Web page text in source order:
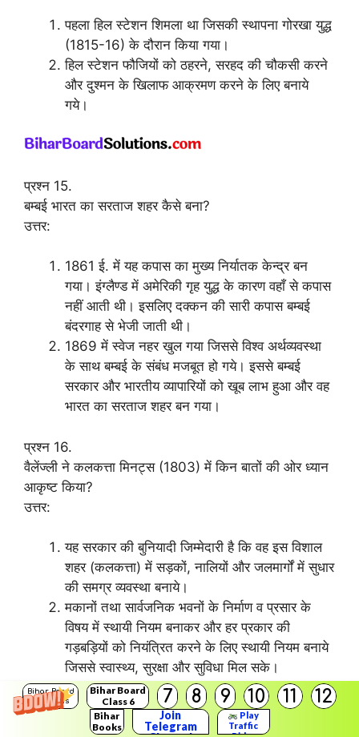
Bihar Board
Solutions
Bihar Board
Class 6
7 8 9 10 11 12
Bihar
Books
Join
Telegram
Play
Traffic
पहला हिल स्टेशन शिमला था जिसकी स्थापना गोरखा युद्ध
(1815-16) के दौरान किया गया।
हिल स्टेशन फौजियों को ठहरने, सरहद की चौकसी करने
और दुश्मन के खिलाफ आक्रमण करने के लिए बनाये
गये।
प्रश्न 15.
बम्बई भारत का सरताज शहर कैसे बना?
उत्तर:
1861 ई. में यह कपास का मुख्य निर्यातक केन्द्र बन
गया। इंग्लैण्ड में अमेरिकी गृह युद्ध के कारण वहाँ से कपास
नहीं आती थी। इसलिए दक्कन की सारी कपास बम्बई
बंदरगाह से भेजी जाती थी।
1869 में स्वेज नहर खुल गया जिससे विश्व अर्थव्यवस्था
के साथ बम्बई के संबंध मजबूत हो गये। इससे बम्बई
सरकार और भारतीय व्यापारियों को खूब लाभ हुआ और वह
भारत का सरताज शहर बन गया।
प्रश्न 16.
वैलेंज्ली ने कलकत्ता मिनट्स (1803) में किन बातों की ओर ध्यान
आकृष्ट किया?
उत्तर:
यह सरकार की बुनियादी जिम्मेदारी है कि वह इस विशाल
शहर (कलकत्ता) में सड़कों, नालियों और जलमार्गों में सुधार
की समग्र व्यवस्था बनाये।
मकानों तथा सार्वजनिक भवनों के निर्माण व प्रसार के
विषय में स्थायी नियम बनाकर और हर प्रकार की
गड़बड़ियों को नियंत्रित करने के लिए स्थायी नियम बनाये
जिससे स्वास्थ्य, सुरक्षा और सुविधा मिल सके।
प्रश्न 17.
दुबाश लोग कौन थे?